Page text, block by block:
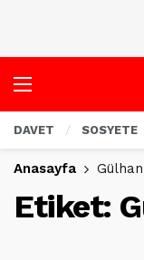
DAVET SOSYETE
Anasayfa
Etiket: